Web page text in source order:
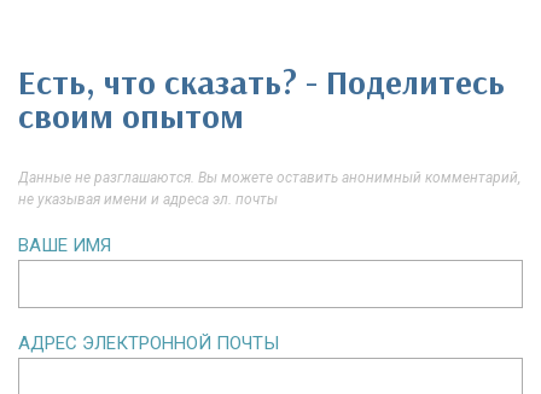
Есть, что сказать? - Поделитесь
своим опытом
Данные не разглашаются. Вы можете оставить анонимный комментарий,
не указывая имени и адреса эл. почты
ВАШЕ ИМЯ
АДРЕС ЭЛЕКТРОННОЙ ПОЧТЫ